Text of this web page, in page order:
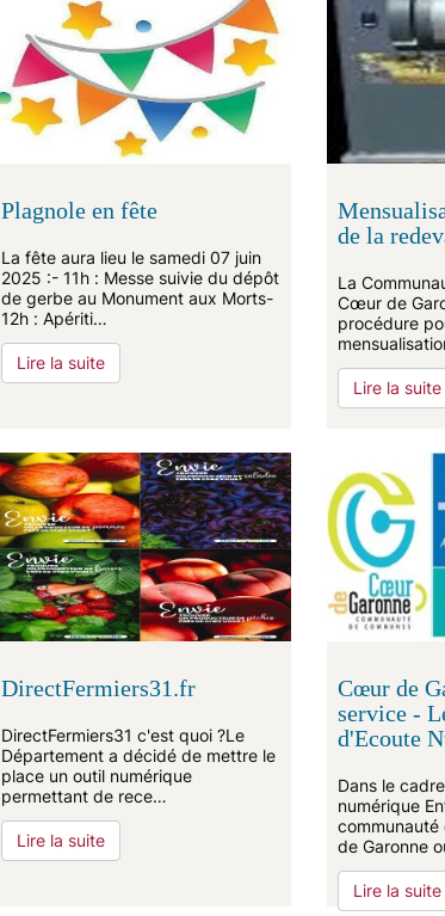
Plagnole en fête
La fête aura lieu le samedi 07 juin
2025 :- 11h : Messe suivie du dépôt
de gerbe au Monument aux Morts-
12h : Apériti…
Lire la suite
de la
La
Cœur de
procédure
Lire la suite
DirectFermiers31.fr
DirectFermiers31 c'est quoi ?Le
Département a décidé de mettre le
place un outil numérique
permettant de rece…
Lire la suite
Cœur de
service -
d'Ecoute
Dans le
numérique
de Garonne
Lire la suite